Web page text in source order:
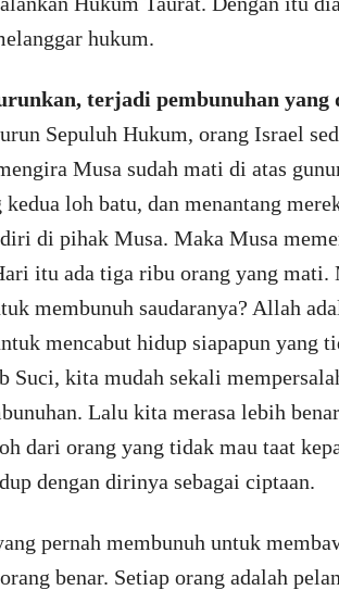
hukum.
terjadi pembunuhan yang
Sepuluh Hukum, orang Israel
Musa sudah mati di atas
loh batu, dan menantang
di pihak Musa. Maka Musa
itu ada tiga ribu orang yang
membunuh saudaranya? Allah
mencabut hidup siapapun yang
kita mudah sekali
Lalu kita merasa lebih
dari orang yang tidak mau taat
dengan dirinya sebagai ciptaan.
pernah membunuh untuk
benar. Setiap orang adalah